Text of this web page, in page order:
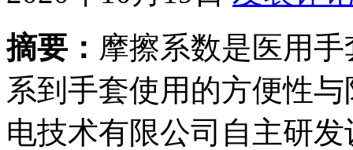
摘要： 摩擦系数是医用
系到手套使用的方便性
电技术有限公司自主研